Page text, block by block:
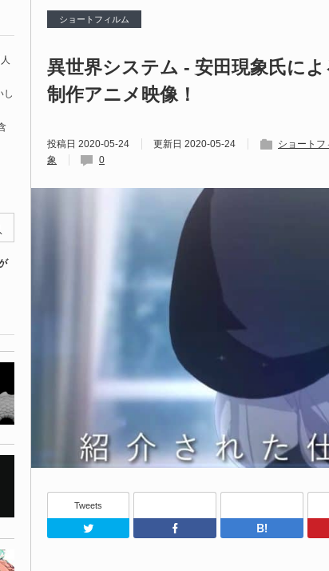
ショートフィルム
異世界システム - 安田現象氏に
制作アニメ映像！
投稿日 2020-05-24 更新日 2020-05-24 ショートフ
象
0
Tweets
Twitter Facebook
し